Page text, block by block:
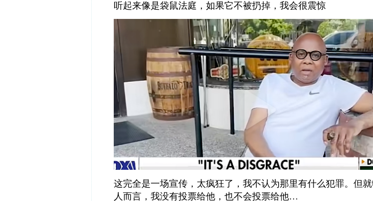
听起来像是袋鼠法庭，如果它不被扔掉，我会很震惊
这完全是一场宣传，太疯狂了，我不认为那里有什么犯罪。但
人而言，我没有投票给他，也不会投票给他…